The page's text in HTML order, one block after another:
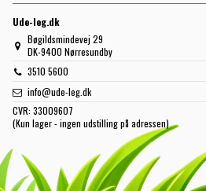
Ude-leg.dk
Bøgildsmindevej 29
DK-9400 Nørresundby
3510 5600
info@ude-leg.dk
CVR: 33009607
(Kun lager - ingen udstilling på adressen)